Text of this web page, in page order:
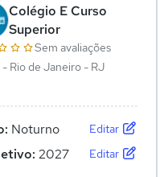
Colégio E Curso
Superior
Sem avaliações
Rio de Janeiro - RJ
Noturno Editar
2027 Editar